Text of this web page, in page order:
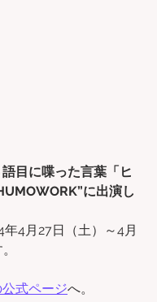
目に喋った言葉「ヒ
に出演し
4月27日（土）～4月
式ページへ。